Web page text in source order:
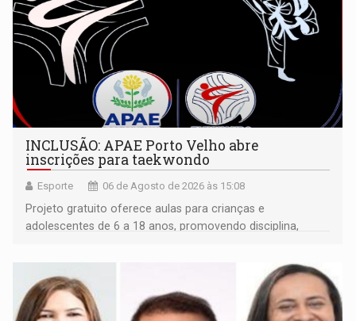
INCLUSÃO: APAE Porto Velho abre
inscrições para taekwondo
Esporte 06 de Agosto de 2026 às 15:08
Projeto gratuito oferece aulas para crianças e
adolescentes de 6 a 18 anos, promovendo disciplina,